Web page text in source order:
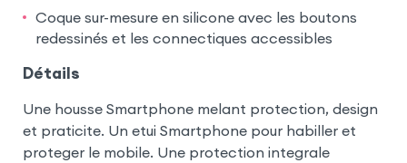
Coque sur-mesure en silicone avec les boutons
redessinés et les connectiques accessibles
Détails
Une housse Smartphone melant protection, design
et praticite. Un etui Smartphone pour habiller et
proteger le mobile. Une protection integrale